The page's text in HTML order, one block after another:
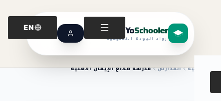
YoSchooler
رواد الجودة التعليمية
EN
الرئيسية المدارس مدرسة طلائع الإيمان الأهلية